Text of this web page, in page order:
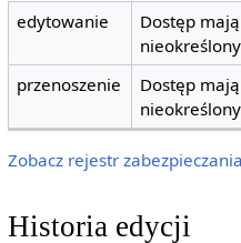
edytowanie
Dostęp
przenoszenie
Dostęp
Zobacz rejestr
Historia edycji